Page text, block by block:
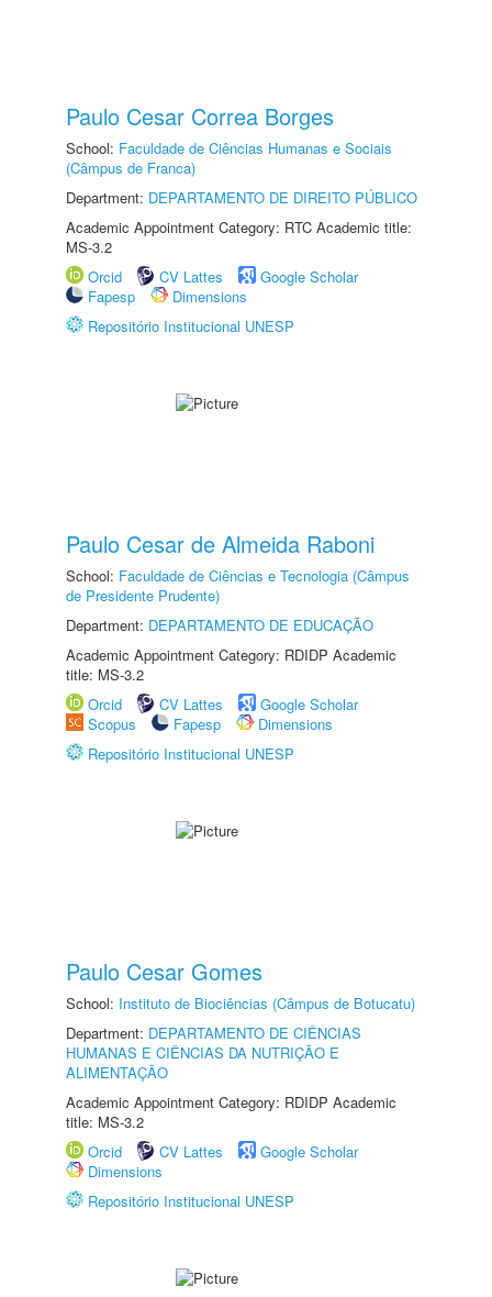
Paulo Cesar Correa Borges
School: Faculdade de Ciências Humanas e Sociais
(Câmpus de Franca)
Department: DEPARTAMENTO DE DIREITO PÚBLICO
Academic Appointment Category: RTC Academic title:
MS-3.2
Orcid
CV Lattes
Google Scholar
Fapesp
Dimensions
Repositório Institucional UNESP
Paulo Cesar de Almeida Raboni
School: Faculdade de Ciências e Tecnologia (Câmpus
de Presidente Prudente)
Department: DEPARTAMENTO DE EDUCAÇÃO
Academic Appointment Category: RDIDP Academic
title: MS-3.2
Orcid
CV Lattes
Google Scholar
Scopus
Fapesp
Dimensions
Repositório Institucional UNESP
Paulo Cesar Gomes
School: Instituto de Biociências (Câmpus de Botucatu)
Department: DEPARTAMENTO DE CIÊNCIAS
HUMANAS E CIÊNCIAS DA NUTRIÇÃO E
ALIMENTAÇÃO
Academic Appointment Category: RDIDP Academic
title: MS-3.2
Orcid
CV Lattes
Google Scholar
Dimensions
Repositório Institucional UNESP